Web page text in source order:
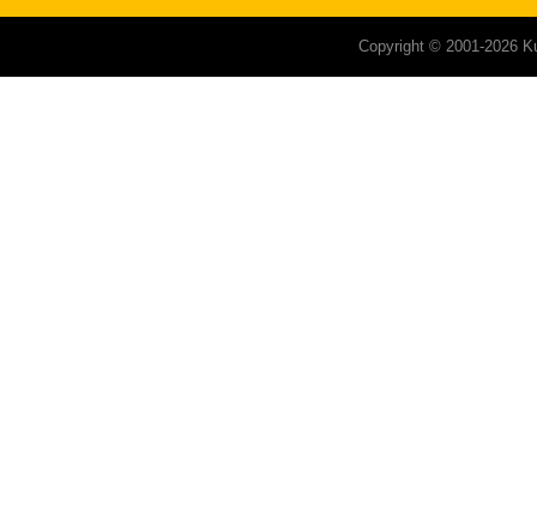
Copyright © 2001-2026